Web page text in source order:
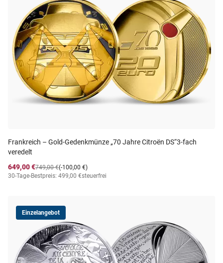
Frankreich – Gold-Gedenkmünze „70 Jahre Citroën DS“3-fach
veredelt
649,00 €
(-100,00 €)
749,00 €
30-Tage-Bestpreis: 499,00 €steuerfrei
Einzelangebot